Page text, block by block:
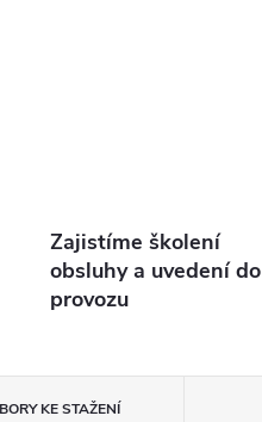
Zajistíme školení
obsluhy a uvedení do
provozu
KE STAŽENÍ